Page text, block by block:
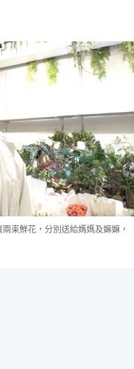
束鮮花，分別送給媽媽及嫲嫲，